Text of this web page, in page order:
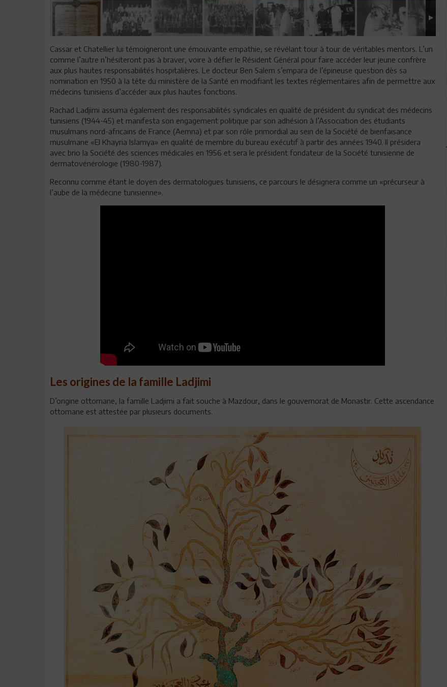
Cassar et Chatellier lui témoigneront une émouvante empathie, se révélant tour à tour de véritables mentors. L’un
comme l’autre n’hésiteront pas à braver, voire à défier le Résident Général pour faire accéder leur jeune confrère
aux plus hautes responsabilités hospitalières. Le docteur Ben Salem s’empara de l’épineuse question dès sa
nomination en 1950 à la tête du ministère de la Santé en modifiant les textes réglementaires afin de permettre aux
médecins tunisiens d’accéder aux plus hautes fonctions.
Rachad Ladjimi assuma également des responsabilités syndicales en qualité de président du syndicat des médecins
tunisiens (1944-45) et manifesta son engagement politique par son adhésion à l’Association des étudiants
musulmans nord-africains de France (Aemna) et par son rôle primordial au sein de la Société de bienfaisance
musulmane «El Khayria Islamya» en qualité de membre du bureau exécutif à partir des années 1940. Il présidera
avec brio la Société des sciences médicales en 1956 et sera le président fondateur de la Société tunisienne de
dermatovénérologie (1980-1987).
Reconnu comme étant le doyen des dermatologues tunisiens, ce parcours le désignera comme un «précurseur à
l’aube de la médecine tunisienne».
Les origines de la famille Ladjimi
D’origine ottomane, la famille Ladjimi a fait souche à Mazdour, dans le gouvernorat de Monastir. Cette ascendance
ottomane est attestée par plusieurs documents.